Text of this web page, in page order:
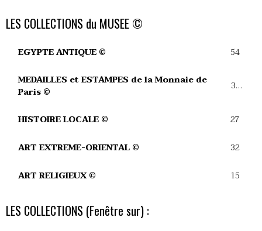
LES COLLECTIONS du MUSEE ©
EGYPTE ANTIQUE © 54
MEDAILLES et ESTAMPES de la Monnaie de
Paris ©
39
HISTOIRE LOCALE © 27
ART EXTREME-ORIENTAL © 32
ART RELIGIEUX © 15
LES COLLECTIONS (Fenêtre sur) :